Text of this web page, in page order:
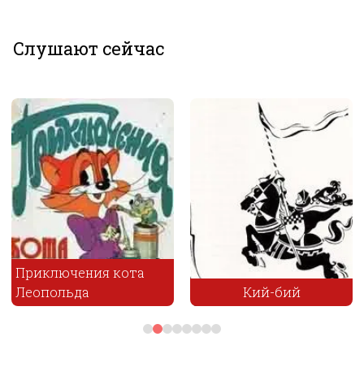
Слушают сейчас
Приключения кота
Леопольда
Кий-бий